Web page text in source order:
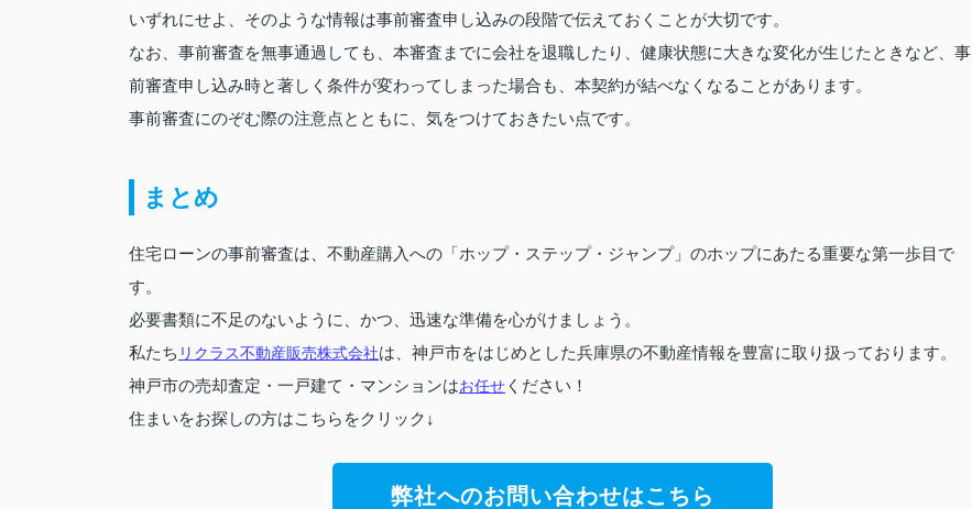
いずれにせよ、そのような情報は事前審査申し込みの段階で伝えておくことが大切です。
なお、事前審査を無事通過しても、本審査までに会社を退職したり、健康状態に大きな変化が生じたときなど、事
前審査申し込み時と著しく条件が変わってしまった場合も、本契約が結べなくなることがあります。
事前審査にのぞむ際の注意点とともに、気をつけておきたい点です。
まとめ
住宅ローンの事前審査は、不動産購入への「ホップ・ステップ・ジャンプ」のホップにあたる重要な第一歩目で
す。
必要書類に不足のないように、かつ、迅速な準備を心がけましょう。
私たち リクラス不動産販売株式会社は、神戸市をはじめとした兵庫県の不動産情報を豊富に取り扱っております。
神戸市の売却査定・一戸建て・マンションはお任せ ください！
住まいをお探しの方はこちらをクリック↓
弊社へのお問い合わせはこちら